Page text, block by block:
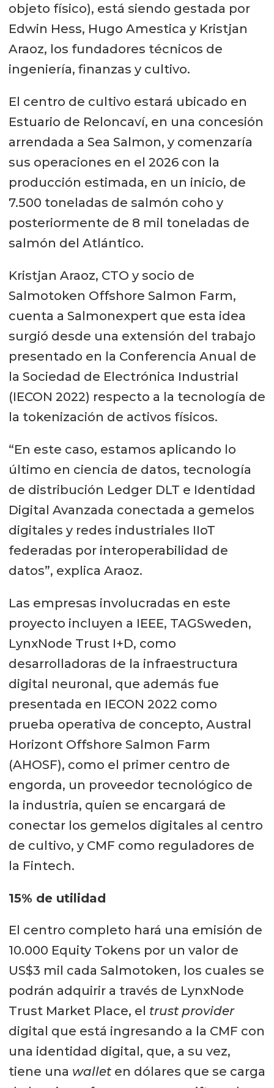
objeto físico), está siendo gestada por
Edwin Hess, Hugo Amestica y Kristjan
Araoz, los fundadores técnicos de
ingeniería, finanzas y cultivo.
El centro de cultivo estará ubicado en
Estuario de Reloncaví, en una concesión
arrendada a Sea Salmon, y comenzaría
sus operaciones en el 2026 con la
producción estimada, en un inicio, de
7.500 toneladas de salmón coho y
posteriormente de 8 mil toneladas de
salmón del Atlántico.
Kristjan Araoz, CTO y socio de
Salmotoken Offshore Salmon Farm,
cuenta a Salmonexpert que esta idea
surgió desde una extensión del trabajo
presentado en la Conferencia Anual de
la Sociedad de Electrónica Industrial
(IECON 2022) respecto a la tecnología de
la tokenización de activos físicos.
“En este caso, estamos aplicando lo
último en ciencia de datos, tecnología
de distribución Ledger DLT e Identidad
Digital Avanzada conectada a gemelos
digitales y redes industriales IIoT
federadas por interoperabilidad de
datos”, explica Araoz.
Las empresas involucradas en este
proyecto incluyen a IEEE, TAGSweden,
LynxNode Trust I+D, como
desarrolladoras de la infraestructura
digital neuronal, que además fue
presentada en IECON 2022 como
prueba operativa de concepto, Austral
Horizont Offshore Salmon Farm
(AHOSF), como el primer centro de
engorda, un proveedor tecnológico de
la industria, quien se encargará de
conectar los gemelos digitales al centro
de cultivo, y CMF como reguladores de
la Fintech.
15% de utilidad
El centro completo hará una emisión de
10.000 Equity Tokens por un valor de
US$3 mil cada Salmotoken, los cuales se
podrán adquirir a través de LynxNode
Trust Market Place, el trust provider
digital que está ingresando a la CMF con
una identidad digital, que, a su vez,
tiene una walleten dólares que se carga